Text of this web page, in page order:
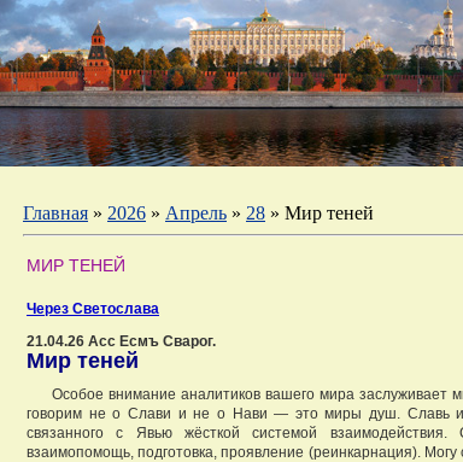
Главная » 2026 » Апрель » 28 » Мир теней
МИР ТЕНЕЙ
Через Светослава
21.04.26 Асс Есмъ Сварог.
Мир теней
Особое внимание аналитиков вашего мира заслуживает
говорим не о Слави и не о Нави — это миры душ. Славь и
связанного с Явью жёсткой системой взаимодействия.
взаимопомощь, подготовка, проявление (реинкарнация). Могу